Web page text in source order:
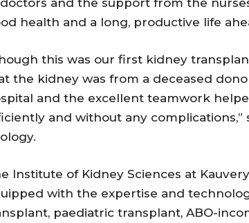
health and a long, productive life
this was our first kidney
the kidney was from a deceased
and the excellent teamwork
and without any complications,”
Institute of Kidney Sciences at
with the expertise and
paediatric transplant, ABO-